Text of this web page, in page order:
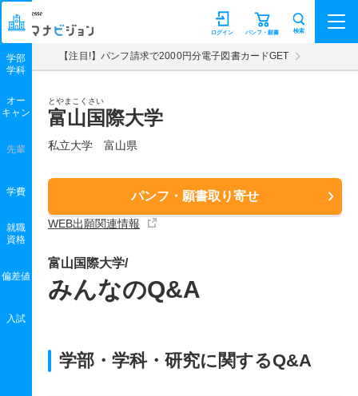
マナビジョン パンフ・願書
ログイン 検索
【注目!】パンフ請求で2000円分電子図書カードGET
とやまこくさい
富山国際大学
私立大学 富山県
パンフ・願書取り寄せ
WEB出願関連情報
学部
学科
オー
キャン
先輩
学費
就職
資格
偏差値
入試
富山国際大学/
みんなのQ&A
学部・学科・研究に関するQ&A